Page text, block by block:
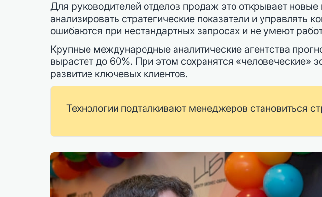
Для руководителей отделов продаж это открывает
анализировать стратегические показатели и
ошибаются при нестандартных запросах и не умеют
Крупные международные аналитические агентства
вырастет до 60%. При этом сохранятся «человеческие»
развитие ключевых клиентов.
Технологии подталкивают менеджеров становиться